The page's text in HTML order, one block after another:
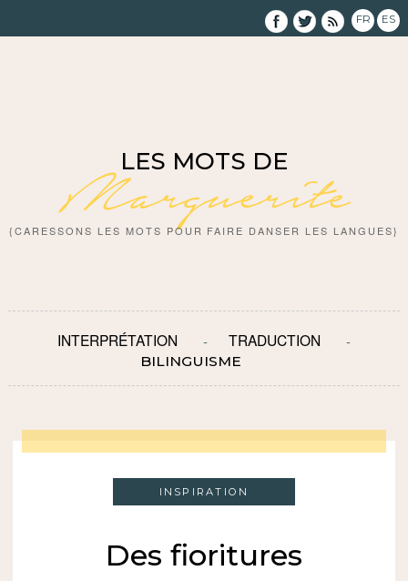
FR ES
LES MOTS DE
Marguerite
{CARESSONS LES MOTS POUR FAIRE DANSER LES LANGUES}
INTERPRÉTATION TRADUCTION
BILINGUISME
INSPIRATION
Des fioritures